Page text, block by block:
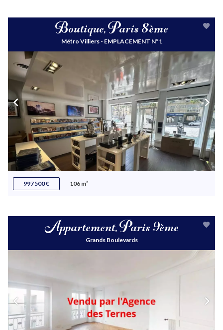
Boutique, Paris 8ème
Métro Villiers - EMPLACEMENT N°1
997 500 € 106 m²
Appartement, Paris 9ème
Grands Boulevards